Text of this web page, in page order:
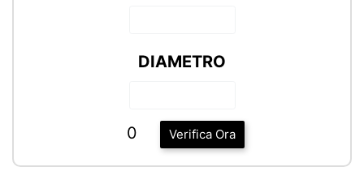
DIAMETRO
Verifica Ora
0